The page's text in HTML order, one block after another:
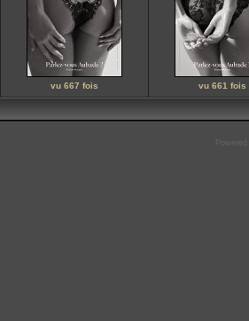
vu 667 fois vu 661 fois